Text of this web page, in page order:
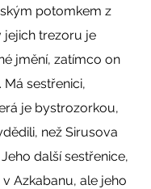
potomkem z
jejich trezoru je
jmění, zatímco on
sestřenici,
je bystrozorkou,
než Sirusova
další sestřenice,
Azkabanu, ale jeho